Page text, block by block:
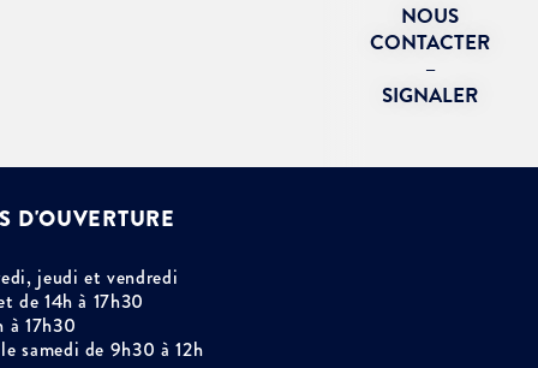
NOUS
CONTACTER
–
SIGNALER
D'OUVERTURE
jeudi et vendredi
de 14h à 17h30
à 17h30
samedi de 9h30 à 12h